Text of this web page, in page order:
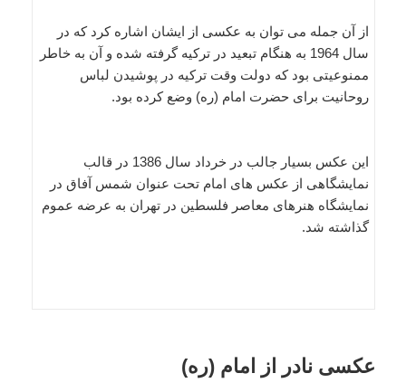
از آن جمله می توان به عکسی از ایشان اشاره کرد که در
سال 1964 به هنگام تبعید در ترکیه گرفته شده و آن به خاطر
ممنوعیتی بود که دولت وقت ترکیه در پوشیدن لباس
روحانیت برای حضرت امام (ره) وضع کرده بود.
این عکس بسیار جالب در خرداد سال 1386 در قالب
نمایشگاهی از عکس های امام تحت عنوان شمس آفاق در
نمایشگاه هنرهای معاصر فلسطین در تهران به عرضه عموم
گذاشته شد.
عکسی نادر از امام (ره)